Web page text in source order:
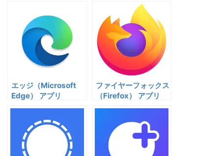
エッジ（Microsoft
Edge） アプリ
ファイヤーフォックス
（Firefox） アプリ